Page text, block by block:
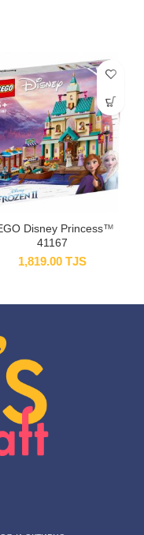
Disney Princess™
41167
1,819.00 TJS